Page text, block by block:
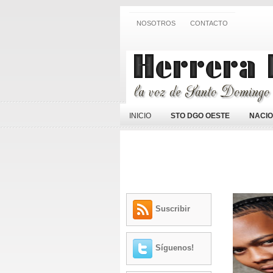
NOSOTROS CONTACTO
INICIO STO DGO OESTE
Suscribir
Síguenos!